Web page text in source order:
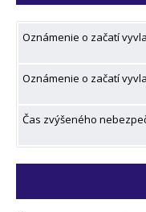
Oznámenie o začatí
Oznámenie o začatí
Čas zvýšeného